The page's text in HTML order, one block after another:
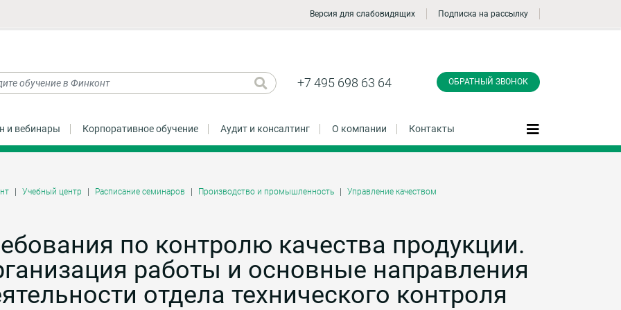
Версия для слабовидящих Подписка на рассылку
+7 495 698 63 64 ОБРАТНЫЙ ЗВОНОК
и вебинары Корпоративное обучение Аудит и консалтинг О компании Контакты
Учебный центр Расписание семинаров Производство и промышленность Управление качеством
по контролю качества продукции.
работы и основные направления
отдела технического контроля
звонок
Заказать